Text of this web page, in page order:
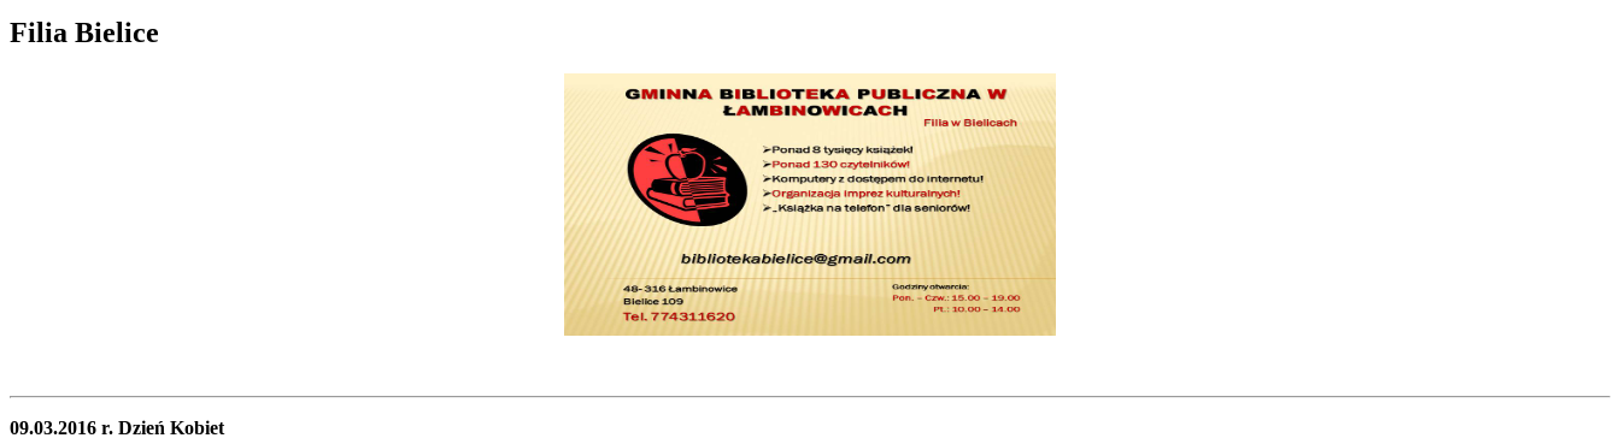
Filia Bielice
09.03.2016 r. Dzień Kobiet